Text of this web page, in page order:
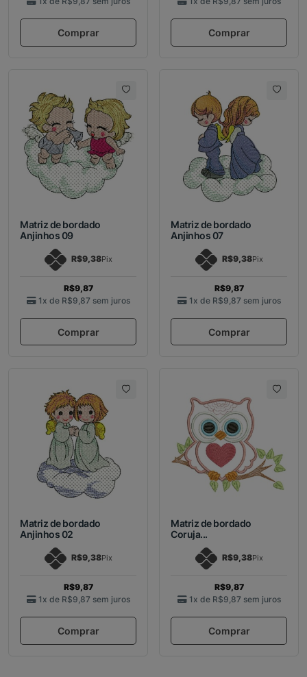
Comprar Comprar
Matriz de bordado
Anjinhos 09
R$9,38Pix
R$9,87
1x de R$9,87 sem juros
Comprar
Matriz de bordado
Anjinhos 07
R$9,38Pix
R$9,87
1x de R$9,87 sem juros
Comprar
Matriz de bordado
Anjinhos 02
R$9,38Pix
R$9,87
1x de R$9,87 sem juros
Comprar
Matriz de bordado
Coruja...
R$9,38Pix
R$9,87
1x de R$9,87 sem juros
Comprar